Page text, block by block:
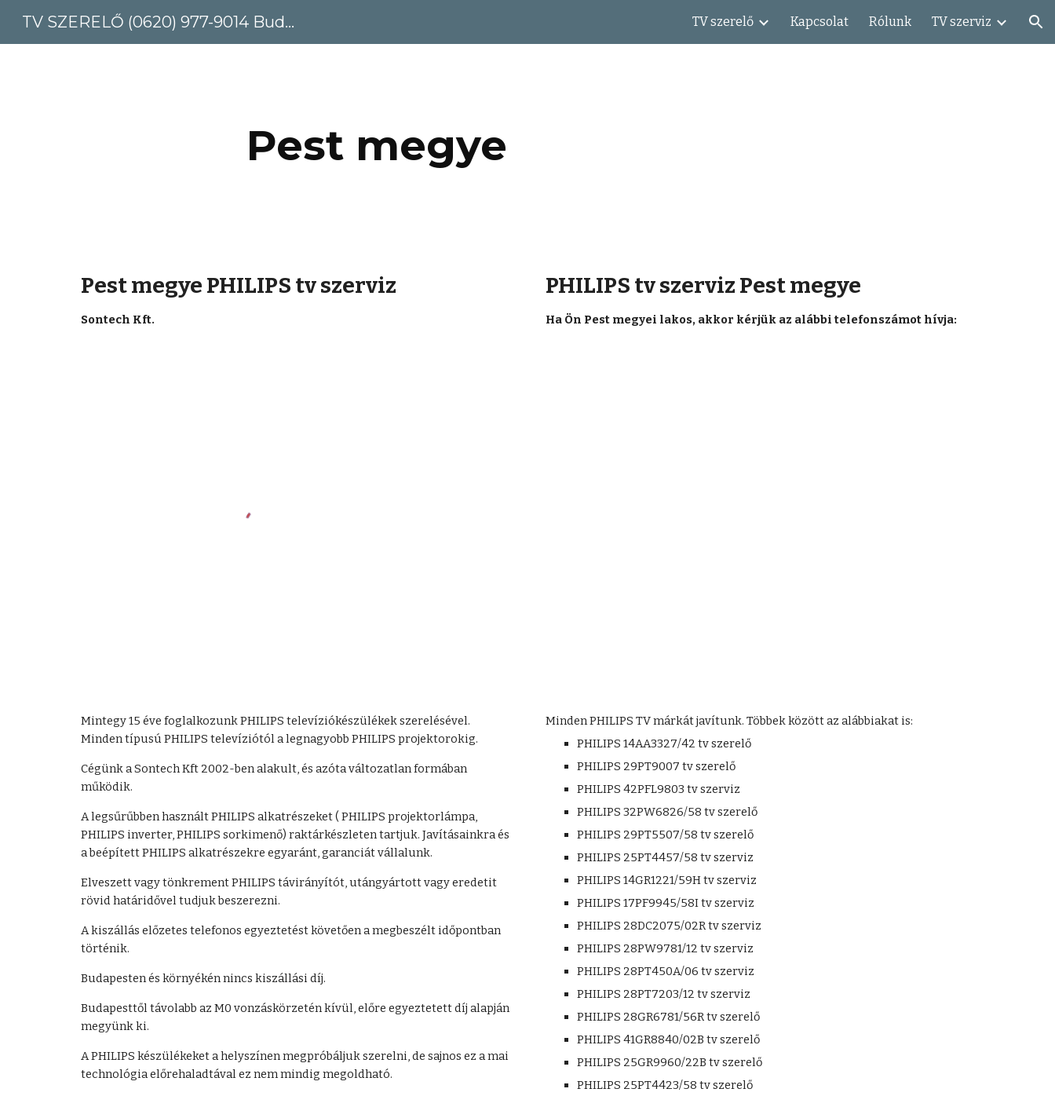
Skip to navigation
TV SZERELŐ (0620) 977-9014 Budapest, Pest megye TV szerelő Kapcsolat Rólunk TV szerviz
Pest megye
Pest megye PHILIPS tv szerviz
Sontech Kft.
PHILIPS tv szerviz Pest megye
Ha Ön Pest megyei lakos, akkor kérjük az alábbi telefonszámot hívja:
Mintegy 15 éve foglalkozunk PHILIPS televíziókészülékek szerelésével.
Minden típusú PHILIPS televíziótól a legnagyobb PHILIPS projektorokig.
Cégünk a Sontech Kft 2002-ben alakult, és azóta változatlan formában
működik.
A legsűrűbben használt PHILIPS alkatrészeket ( PHILIPS projektorlámpa,
PHILIPS inverter, PHILIPS sorkimenő) raktárkészleten tartjuk. Javításainkra és
a beépített PHILIPS alkatrészekre egyaránt, garanciát vállalunk.
Elveszett vagy tönkrement PHILIPS távirányítót, utángyártott vagy eredetit
rövid határidővel tudjuk beszerezni.
A kiszállás előzetes telefonos egyeztetést követően a megbeszélt időpontban
történik.
Budapesten és környékén nincs kiszállási díj.
Budapesttől távolabb az M0 vonzáskörzetén kívül, előre egyeztetett díj alapján
megyünk ki.
A PHILIPS készülékeket a helyszínen megpróbáljuk szerelni, de sajnos ez a mai
technológia előrehaladtával ez nem mindig megoldható.
Minden PHILIPS TV márkát javítunk. Többek között az alábbiakat is:
PHILIPS 14AA3327/42 tv szerelő
PHILIPS 29PT9007 tv szerelő
PHILIPS 42PFL9803 tv szerviz
PHILIPS 32PW6826/58 tv szerelő
PHILIPS 29PT5507/58 tv szerelő
PHILIPS 25PT4457/58 tv szerviz
PHILIPS 14GR1221/59H tv szerviz
PHILIPS 17PF9945/58I tv szerviz
PHILIPS 28DC2075/02R tv szerviz
PHILIPS 28PW9781/12 tv szerviz
PHILIPS 28PT450A/06 tv szerviz
PHILIPS 28PT7203/12 tv szerviz
PHILIPS 28GR6781/56R tv szerelő
PHILIPS 41GR8840/02B tv szerelő
PHILIPS 25GR9960/22B tv szerelő
PHILIPS 25PT4423/58 tv szerelő